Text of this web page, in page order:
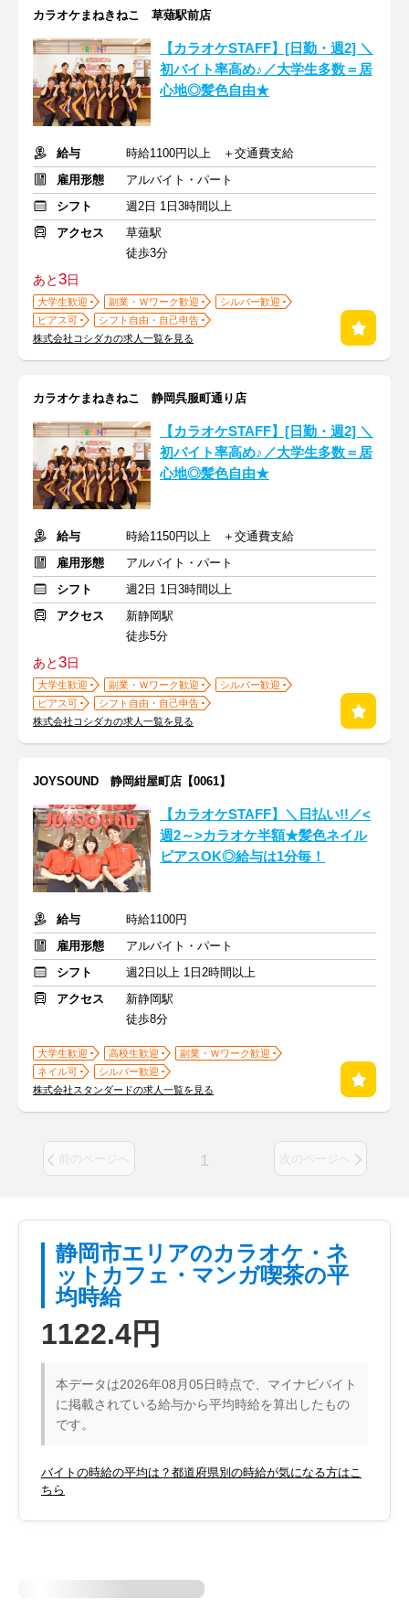
カラオケまねきねこ 草薙駅前店
【カラオケSTAFF】[日勤・週2] ＼
初バイト率高め♪／大学生多数＝居
心地◎髪色自由★
給与
時給1100円以上 ＋交通費支給
雇用形態
アルバイト・パート
シフト
週2日 1日3時間以上
アクセス
草薙駅
徒歩3分
あと3日
大学生歓迎 副業・Ｗワーク歓迎
シルバー歓迎
ピアス可
シフト自由・自己申告
株式会社コシダカの求人一覧を見る
カラオケまねきねこ 静岡呉服町通り店
【カラオケSTAFF】[日勤・週2] ＼
初バイト率高め♪／大学生多数＝居
心地◎髪色自由★
給与
時給1150円以上 ＋交通費支給
雇用形態
アルバイト・パート
シフト
週2日 1日3時間以上
アクセス
新静岡駅
徒歩5分
あと3日
大学生歓迎 副業・Ｗワーク歓迎
シルバー歓迎
ピアス可
シフト自由・自己申告
株式会社コシダカの求人一覧を見る
JOYSOUND 静岡紺屋町店【0061】
【カラオケSTAFF】＼日払い!!／<
週2～>カラオケ半額★髪色ネイル
ピアスOK◎給与は1分毎！
給与
時給1100円
雇用形態
アルバイト・パート
シフト
週2日以上 1日2時間以上
アクセス
新静岡駅
徒歩8分
大学生歓迎 高校生歓迎
副業・Ｗワーク歓迎
ネイル可
シルバー歓迎
株式会社スタンダードの求人一覧を見る
前のページへ 1 次のページへ
静岡市エリアのカラオケ・ネ
ットカフェ・マンガ喫茶の平
均時給
1122.4円
本データは2026年08月05日時点で、マイナビバイト
に掲載されている給与から平均時給を算出したもの
です。
バイトの時給の平均は？都道府県別の時給が気になる方はこ
ちら